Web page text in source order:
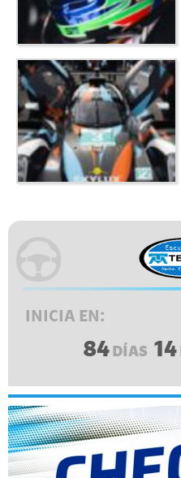
INICIA EN:
84 DÍAS 14